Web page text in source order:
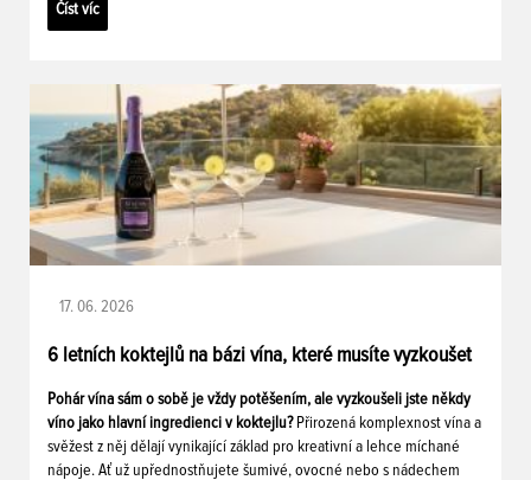
Číst víc
17. 06. 2026
6 letních koktejlů na bázi vína, které musíte vyzkoušet
Pohár vína sám o sobě je vždy potěšením, ale vyzkoušeli jste někdy
víno jako hlavní ingredienci v koktejlu? Přirozená komplexnost vína a
svěžest z něj dělají vynikající základ pro kreativní a lehce míchané
nápoje. Ať už upřednostňujete šumivé, ovocné nebo s nádechem